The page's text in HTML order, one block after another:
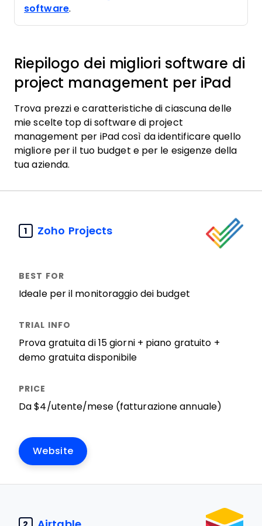
software.
Riepilogo dei migliori software di
project management per iPad
Trova prezzi e caratteristiche di ciascuna delle
mie scelte top di software di project
management per iPad così da identificare quello
migliore per il tuo budget e per le esigenze della
tua azienda.
1 Zoho Projects
Ideale per il monitoraggio dei budget
Prova gratuita di 15 giorni + piano gratuito +
demo gratuita disponibile
Da $4/utente/mese (fatturazione annuale)
Website